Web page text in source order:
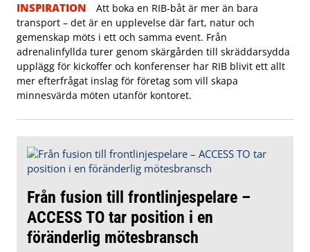
INSPIRATION
Att boka en RIB-båt är mer än bara
transport – det är en upplevelse där fart, natur och
gemenskap möts i ett och samma event. Från
adrenalinfyllda turer genom skärgården till skräddarsydda
upplägg för kickoffer och konferenser har RIB blivit ett allt
mer efterfrågat inslag för företag som vill skapa
minnesvärda möten utanför kontoret.
Från fusion till frontlinjespelare –
ACCESS TO tar position i en
föränderlig mötesbransch